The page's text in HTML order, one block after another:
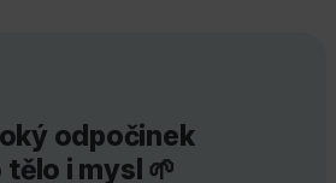
odpočinek
tělo i mysl 🌱